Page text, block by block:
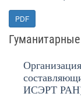
PDF
ИСЭРТ